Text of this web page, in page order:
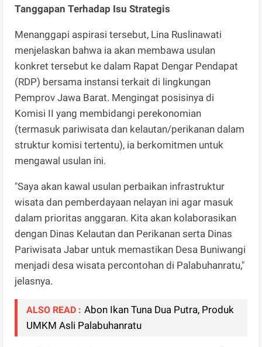
Tanggapan Terhadap Isu Strategis
Menanggapi aspirasi tersebut, Lina Ruslinawati
menjelaskan bahwa ia akan membawa usulan
konkret tersebut ke dalam Rapat Dengar Pendapat
(RDP) bersama instansi terkait di lingkungan
Pemprov Jawa Barat. Mengingat posisinya di
Komisi II yang membidangi perekonomian
(termasuk pariwisata dan kelautan/perikanan dalam
struktur komisi tertentu), ia berkomitmen untuk
mengawal usulan ini.
"Saya akan kawal usulan perbaikan infrastruktur
wisata dan pemberdayaan nelayan ini agar masuk
dalam prioritas anggaran. Kita akan kolaborasikan
dengan Dinas Kelautan dan Perikanan serta Dinas
Pariwisata Jabar untuk memastikan Desa Buniwangi
menjadi desa wisata percontohan di Palabuhanratu,"
jelasnya.
ALSO READ : Abon Ikan Tuna Dua Putra, Produk
UMKM Asli Palabuhanratu